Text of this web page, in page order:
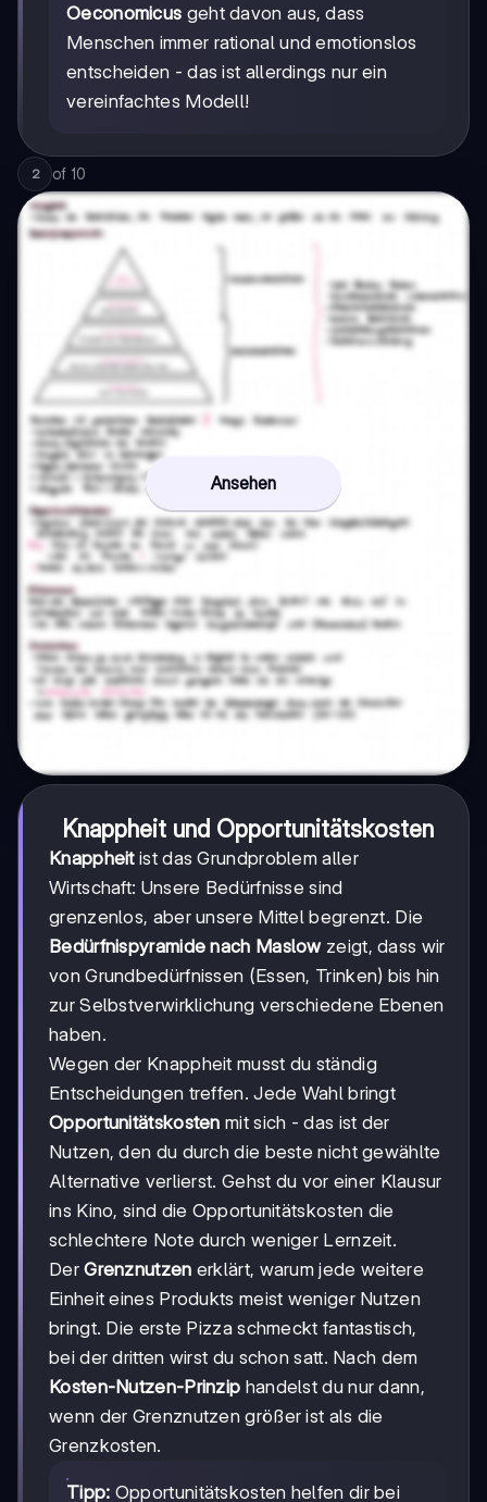
Oeconomicus geht davon aus, dass
Menschen immer rational und emotionslos
entscheiden - das ist allerdings nur ein
vereinfachtes Modell!
2 of 10
Ansehen
Knappheit und Opportunitätskosten
Knappheitist das Grundproblem aller
Wirtschaft: Unsere Bedürfnisse sind
grenzenlos, aber unsere Mittel begrenzt. Die
Bedürfnispyramide nach Maslowzeigt, dass wir
von Grundbedürfnissen (Essen, Trinken) bis hin
zur Selbstverwirklichung verschiedene Ebenen
haben.
Wegen der Knappheit musst du ständig
Entscheidungen treffen. Jede Wahl bringt
Opportunitätskosten mit sich - das ist der
Nutzen, den du durch die beste nicht gewählte
Alternative verlierst. Gehst du vor einer Klausur
ins Kino, sind die Opportunitätskosten die
schlechtere Note durch weniger Lernzeit.
DerGrenznutzen erklärt, warum jede weitere
Einheit eines Produkts meist weniger Nutzen
bringt. Die erste Pizza schmeckt fantastisch,
bei der dritten wirst du schon satt. Nach dem
Kosten-Nutzen-Prinzip handelst du nur dann,
wenn der Grenznutzen größer ist als die
Grenzkosten.
Tipp: Opportunitätskosten helfen dir bei